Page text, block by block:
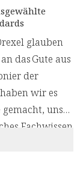
direkter
geschützt
ist daher
ältere
in
von
glauben
das Gute aus
der
wir es
unser
Fachwissen
mit den